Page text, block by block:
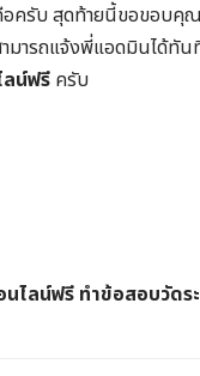
ครับ สุดท้ายนี้ขอขอบ
มารถแจ้งพี่แอดมินได้ทัน
น์ฟรี ครับ
ไลน์ฟรี ทำข้อสอบวัดร